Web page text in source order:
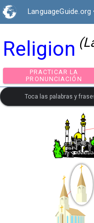
LanguageGuide.org
Religion
PRACTICAR LA
PRONUNCIACIÓN
Toca las palabras y